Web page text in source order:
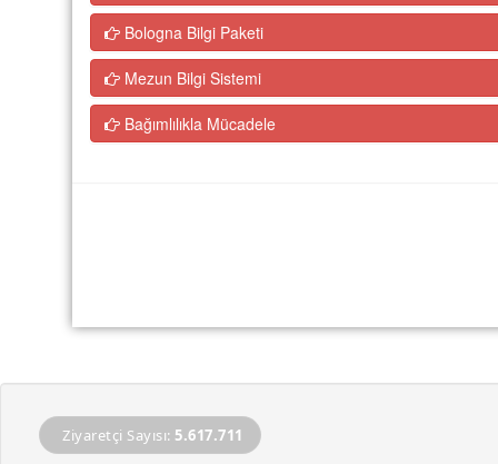
Bologna Bilgi Paketi
Mezun Bilgi Sistemi
Bağımlılıkla Mücadele
Ziyaretçi Sayısı: 5.617.711